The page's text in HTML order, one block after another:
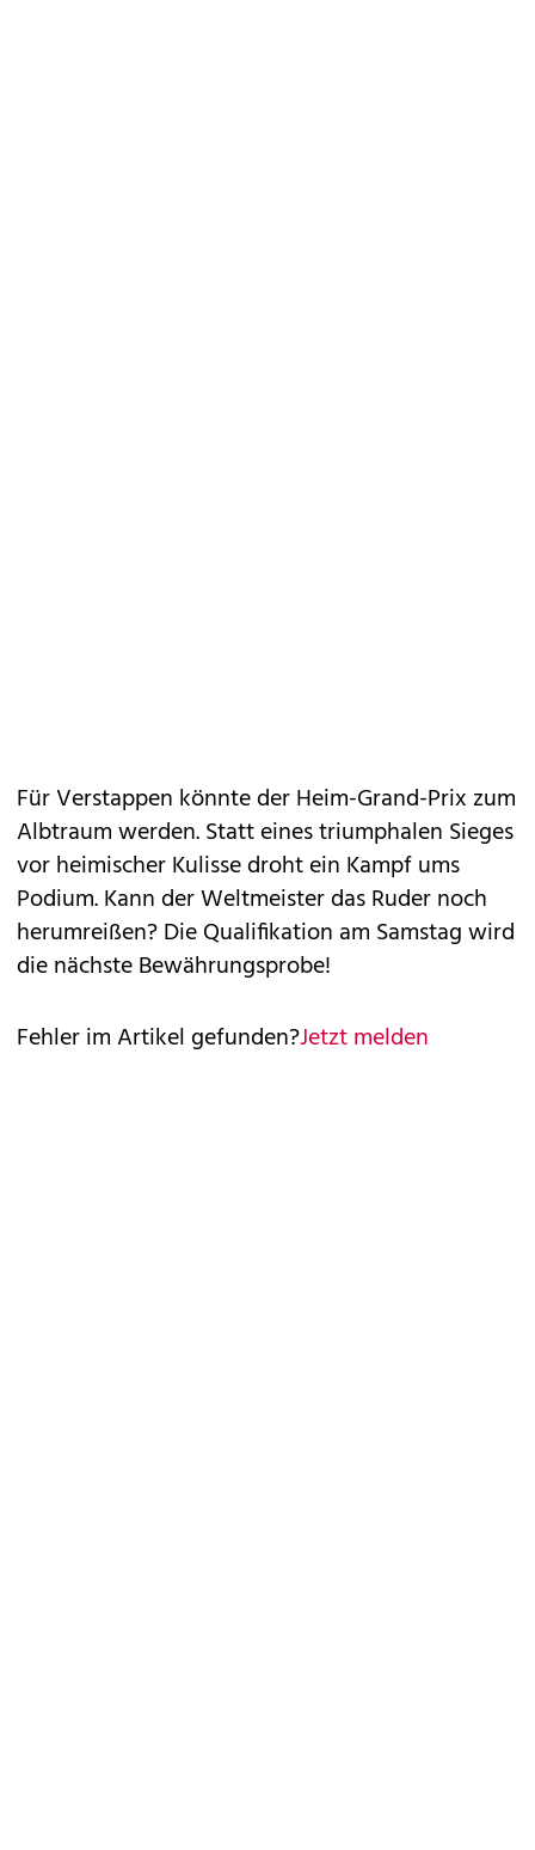
Für Verstappen könnte der Heim-Grand-Prix zum
Albtraum werden. Statt eines triumphalen Sieges
vor heimischer Kulisse droht ein Kampf ums
Podium. Kann der Weltmeister das Ruder noch
herumreißen? Die Qualifikation am Samstag wird
die nächste Bewährungsprobe!
Fehler im Artikel gefunden?Jetzt melden